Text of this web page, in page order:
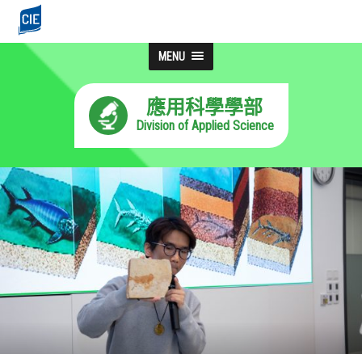
MENU
應用科學學部
Division of Applied Science